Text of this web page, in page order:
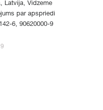
Latvija, Vidzeme
par apspriedi
6, 90620000-9